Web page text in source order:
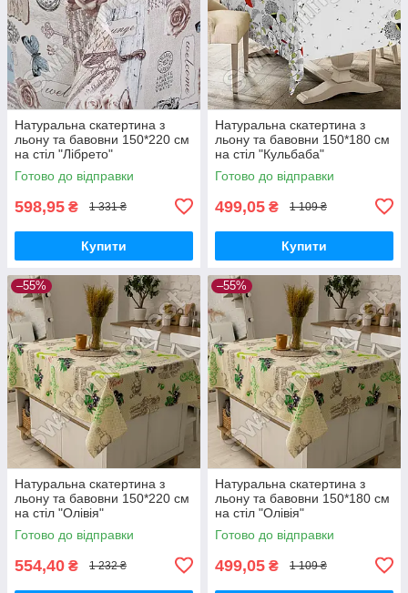
Натуральна скатертина з
льону та бавовни 150*220 см
на стіл "Лібрето"
Готово до відправки
598,95 ₴ 1 331 ₴
Купити
Натуральна скатертина з
льону та бавовни 150*180 см
на стіл "Кульбаба"
Готово до відправки
499,05 ₴ 1 109 ₴
Купити
–55%
Натуральна скатертина з
льону та бавовни 150*220 см
на стіл "Олівія"
Готово до відправки
554,40 ₴ 1 232 ₴
–55%
Натуральна скатертина з
льону та бавовни 150*180 см
на стіл "Олівія"
Готово до відправки
499,05 ₴ 1 109 ₴